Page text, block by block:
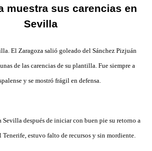
muestra sus carencias en
Sevilla
El Zaragoza salió goleado del Sánchez Pizjuán
de las carencias de su plantilla. Fue siempre a
y se mostró frágil en defensa.
Sevilla después de iniciar con buen pie su retorno a
Tenerife, estuvo falto de recursos y sin mordiente.